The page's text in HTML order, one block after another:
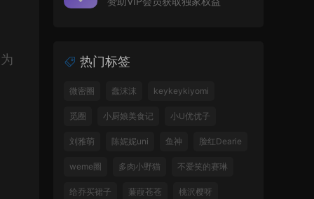
热门标签
微密圈 蠢沫沫 keykeykiyomi
觅圈 小厨娘美食记 小U优优子
刘雅萌 陈妮妮uni 鱼神 脸红Dearie
weme圈 多肉小野猫 不爱笑的赛琳
给乔买裙子 蒹葭苍苍 桃沢樱呀